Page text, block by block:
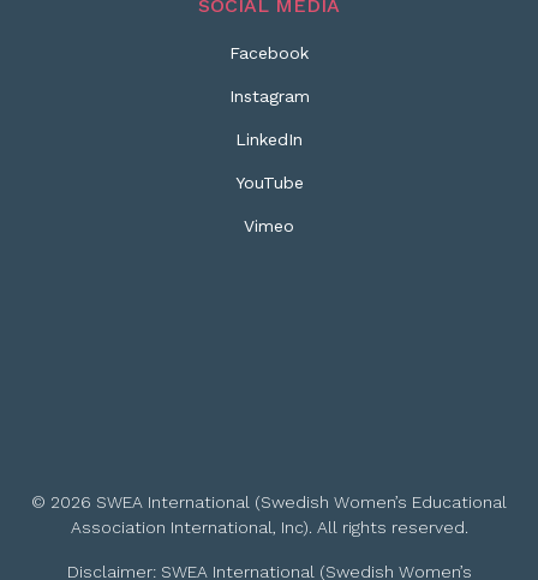
SOCIAL MEDIA
Facebook
Instagram
LinkedIn
YouTube
Vimeo
© 2026 SWEA International (Swedish Women’s Educational
Association International, Inc). All rights reserved.
Disclaimer: SWEA International (Swedish Women’s